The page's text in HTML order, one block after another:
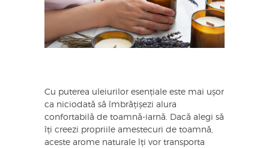
Cu puterea uleiurilor esențiale este mai ușor
ca niciodată să îmbrățișezi alura
confortabilă de toamnă-iarnă. Dacă alegi să
îți creezi propriile amestecuri de toamnă,
aceste arome naturale îți vor transporta